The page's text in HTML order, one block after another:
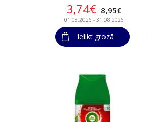
3,74€ 8,95€
01.08.2026 - 31.08.2026
Ielikt grozā